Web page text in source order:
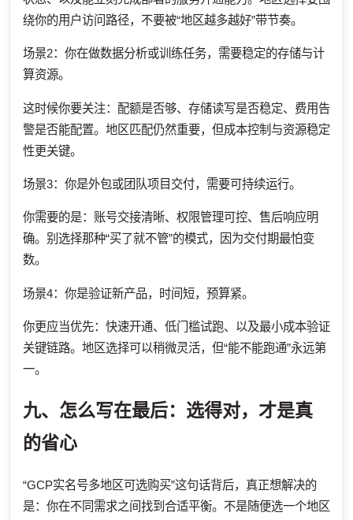
绕你的用户访问路径，不要被“地区越多越好”带节奏。
场景2：你在做数据分析或训练任务，需要稳定的存储与计
算资源。
这时候你要关注：配额是否够、存储读写是否稳定、费用告
警是否能配置。地区匹配仍然重要，但成本控制与资源稳定
性更关键。
场景3：你是外包或团队项目交付，需要可持续运行。
你需要的是：账号交接清晰、权限管理可控、售后响应明
确。别选择那种“买了就不管”的模式，因为交付期最怕变
数。
场景4：你是验证新产品，时间短，预算紧。
你更应当优先：快速开通、低门槛试跑、以及最小成本验证
关键链路。地区选择可以稍微灵活，但“能不能跑通”永远第
一。
九、怎么写在最后：选得对，才是真
的省心
“GCP实名号多地区可选购买”这句话背后，真正想解决的
是：你在不同需求之间找到合适平衡。不是随便选一个地区